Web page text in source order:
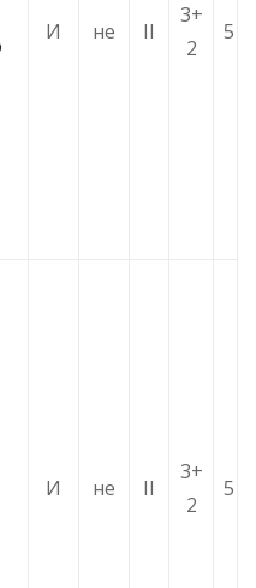
И не II
3+
2
5
И не II
3+
2
5